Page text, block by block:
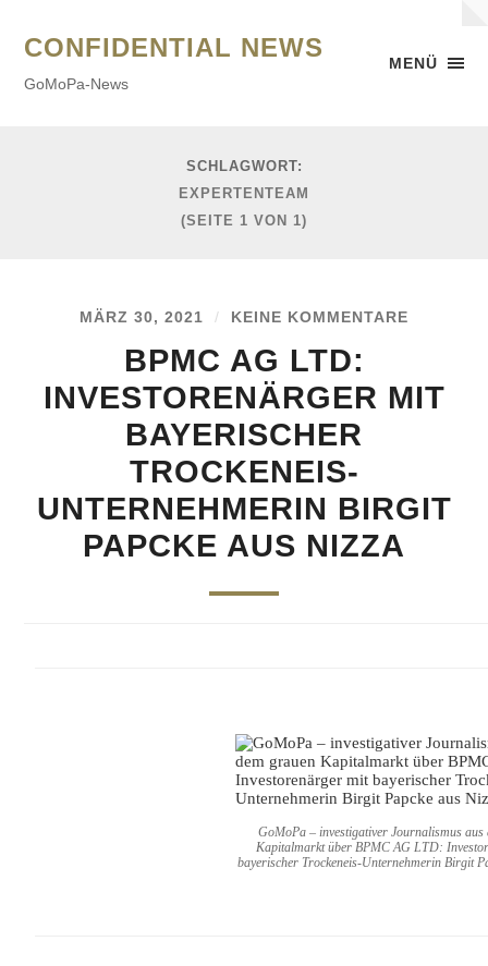
MENÜ
CONFIDENTIAL NEWS
GoMoPa-News
SCHLAGWORT:
EXPERTENTEAM
(SEITE 1 VON 1)
MÄRZ 30, 2021 / KEINE KOMMENTARE
BPMC AG LTD:
INVESTORENÄRGER MIT
BAYERISCHER
TROCKENEIS-
UNTERNEHMERIN BIRGIT
PAPCKE AUS NIZZA
GoMoPa – investigativer Journalismus aus
Kapitalmarkt über BPMC AG LTD:
bayerischer Trockeneis-Unternehmerin Birgit